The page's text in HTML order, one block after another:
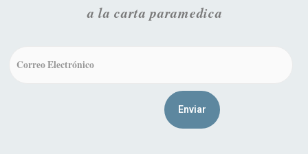
a la carta paramedica